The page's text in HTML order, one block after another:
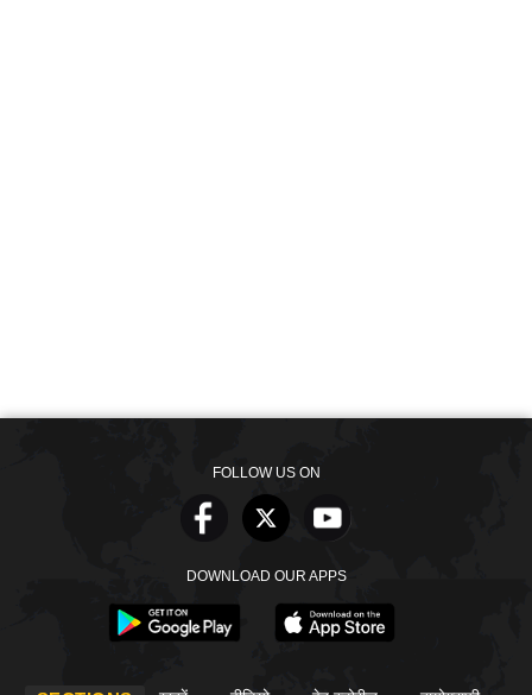
FOLLOW US ON
DOWNLOAD OUR APPS